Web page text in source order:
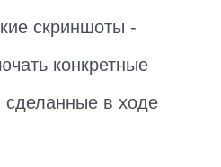
скриншоты -
конкретные
сделанные в ходе